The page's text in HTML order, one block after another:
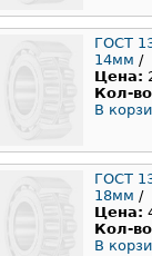
ГОСТ
14мм /
Цена:
Кол-
В
ГОСТ
18мм /
Цена:
Кол-
В